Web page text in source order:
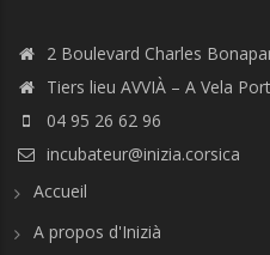
2 Boulevard Charles
Tiers lieu AVVIÀ – A Vela
04 95 26 62 96
incubateur@inizia.corsica
Accueil
A propos d'Inizià